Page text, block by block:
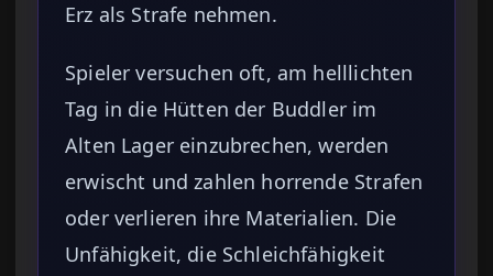
Erz als Strafe nehmen.
Spieler versuchen oft, am helllichten
Tag in die Hütten der Buddler im
Alten Lager einzubrechen, werden
erwischt und zahlen horrende Strafen
oder verlieren ihre Materialien. Die
Unfähigkeit, die Schleichfähigkeit